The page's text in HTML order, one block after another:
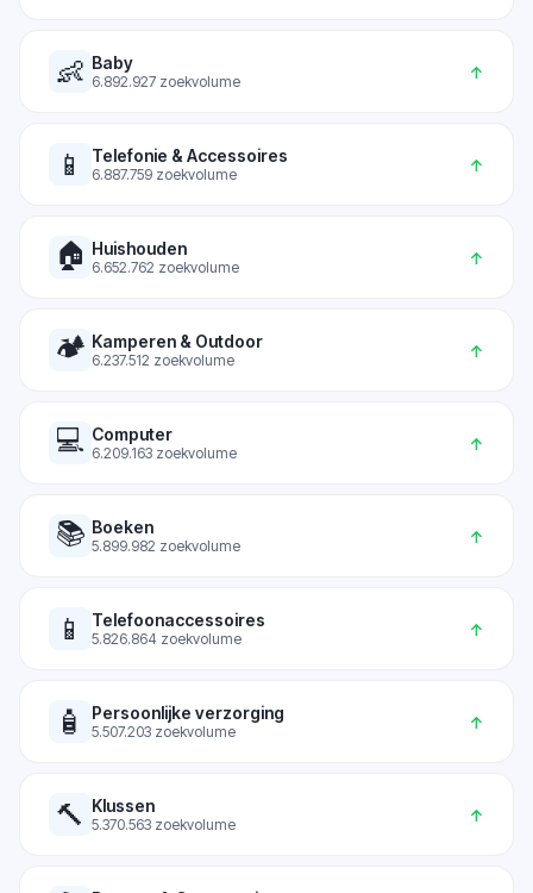
👶 Baby
6.892.927 zoekvolume ↑
📱 Telefonie & Accessoires
6.887.759 zoekvolume ↑
🏠 Huishouden
6.652.762 zoekvolume ↑
🏕️ Kamperen & Outdoor
6.237.512 zoekvolume ↑
💻 Computer
6.209.163 zoekvolume ↑
📚 Boeken
5.899.982 zoekvolume ↑
📱 Telefoonaccessoires
5.826.864 zoekvolume ↑
🧴 Persoonlijke verzorging
5.507.203 zoekvolume ↑
🔨 Klussen
5.370.563 zoekvolume ↑